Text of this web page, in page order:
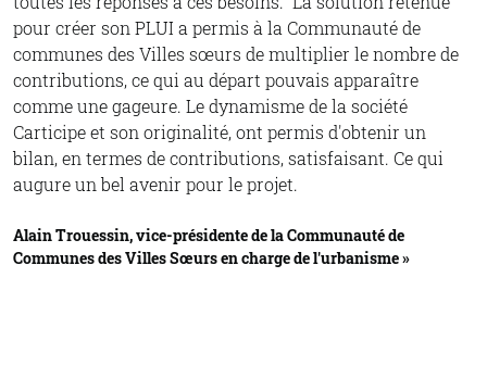
pour créer son PLUI a permis à la Communauté de
communes des Villes sœurs de multiplier le nombre de
contributions, ce qui au départ pouvais apparaître
comme une gageure. Le dynamisme de la société
Carticipe et son originalité, ont permis d'obtenir un
bilan, en termes de contributions, satisfaisant. Ce qui
augure un bel avenir pour le projet.
Alain Trouessin, vice-présidente de la Communauté de
Communes des Villes Sœurs en charge de l'urbanisme »